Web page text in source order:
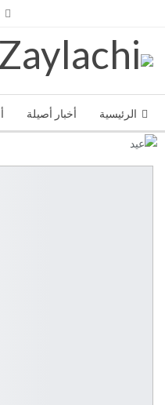
الرئيسية أخبار أصيلة